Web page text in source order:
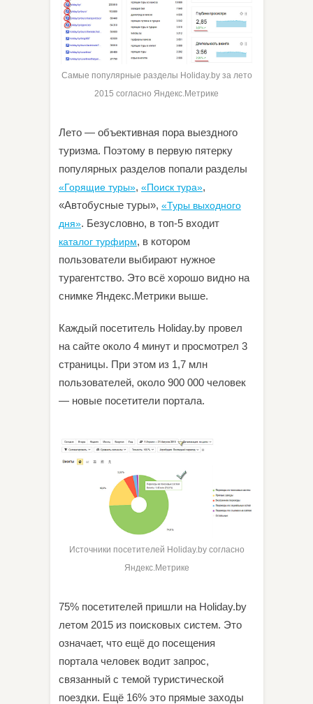
Самые популярные разделы Holiday.by за лето
2015 согласно Яндекс.Метрике
Лето — объективная пора выездного
туризма. Поэтому в первую пятерку
популярных разделов попали разделы
«Горящие туры», «Поиск тура»,
«Автобусные туры», «Туры выходного
дня». Безусловно, в топ-5 входит
каталог турфирм, в котором
пользователи выбирают нужное
турагентство. Это всё хорошо видно на
снимке Яндекс.Метрики выше.
Каждый посетитель Holiday.by провел
на сайте около 4 минут и просмотрел 3
страницы. При этом из 1,7 млн
пользователей, около 900 000 человек
— новые посетители портала.
Источники посетителей Holiday.by согласно
Яндекс.Метрике
75% посетителей пришли на Holiday.by
летом 2015 из поисковых систем. Это
означает, что ещё до посещения
портала человек водит запрос,
связанный с темой туристической
поездки. Ещё 16% это прямые заходы